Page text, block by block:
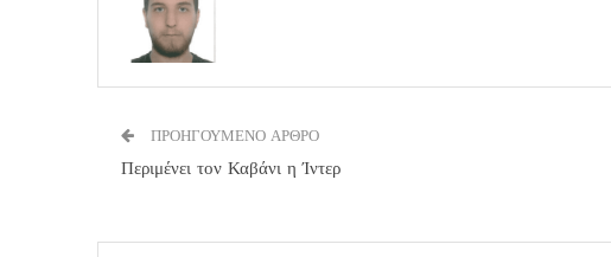
ΠΡΟΗΓΟΥΜΕΝΟ ΑΡΘΡΟ
Περιμένει τον Καβάνι η Ίντερ